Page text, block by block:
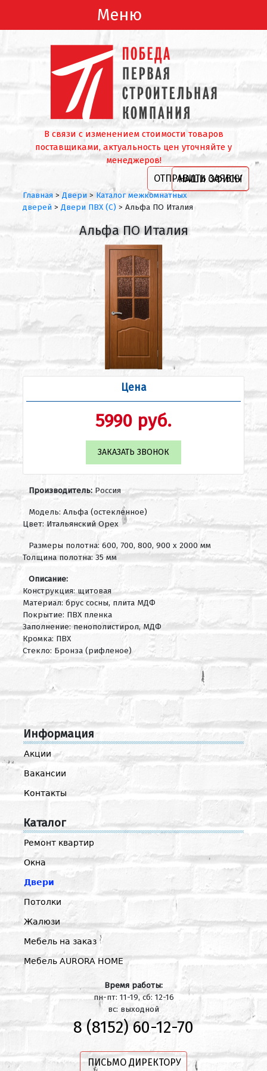
Меню
В связи с изменением стоимости товаров
поставщиками, актуальность цен уточняйте у
менеджеров!
ОТПРАВИТЬ ЗАЯВКУ
НАШИ ОФИСЫ
Главная > Двери > Каталог межкомнатных
дверей > Двери ПВХ (С) > Альфа ПО Италия
Альфа ПО Италия
Цена
5990 руб.
ЗАКАЗАТЬ ЗВОНОК
Производитель: Россия
Модель: Альфа (остекленное)
Цвет: Итальянский Орех
Размеры полотна: 600, 700, 800, 900 х 2000 мм
Толщина полотна: 35 мм
Описание:
Конструкция: щитовая
Материал: брус сосны, плита МДФ
Покрытие: ПВХ пленка
Заполнение: пенополистирол, МДФ
Кромка: ПВХ
Стекло: Бронза (рифленое)
Информация
Акции
Вакансии
Контакты
Каталог
Ремонт квартир
Окна
Двери
Потолки
Жалюзи
Мебель на заказ
Мебель AURORA HOME
Время работы:
пн-пт: 11-19, сб: 12-16
вс: выходной
8 (8152) 60-12-70
ПИСЬМО ДИРЕКТОРУ